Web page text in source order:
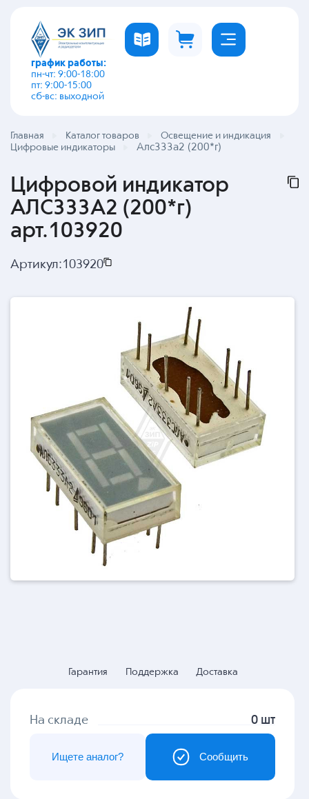
график работы:
пн-чт: 9:00-18:00
пт: 9:00-15:00
сб-вс: выходной
Главная Каталог товаров
Освещение и индикация
Цифровые индикаторы
Алс333а2 (200*г)
Цифровой индикатор
АЛС333А2 (200*г)
арт.103920
Артикул:103920
Гарантия Поддержка Доставка
На складе 0 шт
Сообщить
Ищете аналог?